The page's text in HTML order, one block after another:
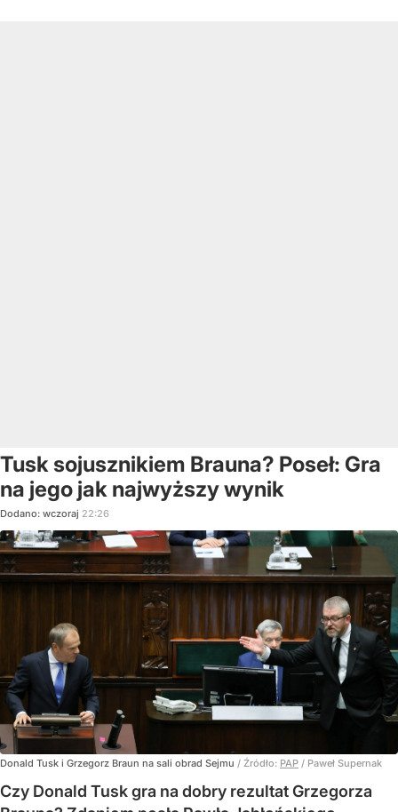
Tusk sojusznikiem Brauna? Poseł: Gra
na jego jak najwyższy wynik
Dodano: wczoraj 22:26
Donald Tusk i Grzegorz Braun na sali obrad Sejmu / Źródło: PAP / Paweł Supernak
Czy Donald Tusk gra na dobry rezultat Grzegorza